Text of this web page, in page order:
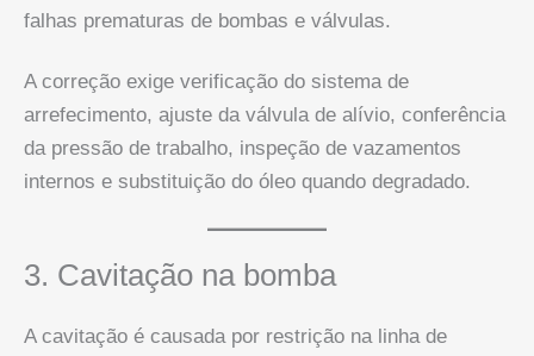
falhas prematuras de bombas e válvulas.
A correção exige verificação do sistema de
arrefecimento, ajuste da válvula de alívio, conferência
da pressão de trabalho, inspeção de vazamentos
internos e substituição do óleo quando degradado.
3. Cavitação na bomba
A cavitação é causada por restrição na linha de